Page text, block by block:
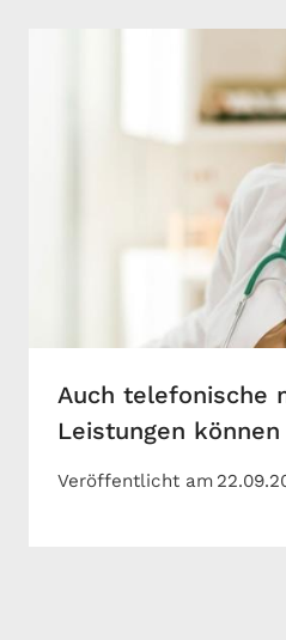
Auch telefonische
Leistungen
Veröffentlicht am